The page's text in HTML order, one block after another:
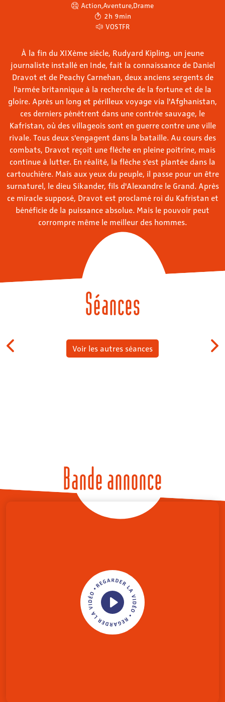
Action,Aventure,Drame
2h 9min
VOSTFR
À la fin du XIXème siècle, Rudyard Kipling, un jeune
journaliste installé en Inde, fait la connaissance de Daniel
Dravot et de Peachy Carnehan, deux anciens sergents de
l'armée britannique à la recherche de la fortune et de la
gloire. Après un long et périlleux voyage via l'Afghanistan,
ces derniers pénètrent dans une contrée sauvage, le
Kafristan, où des villageois sont en guerre contre une ville
rivale. Tous deux s'engagent dans la bataille. Au cours des
combats, Dravot reçoit une flèche en pleine poitrine, mais
continue à lutter. En réalité, la flèche s'est plantée dans la
cartouchière. Mais aux yeux du peuple, il passe pour un être
surnaturel, le dieu Sikander, fils d'Alexandre le Grand. Après
ce miracle supposé, Dravot est proclamé roi du Kafristan et
bénéficie de la puissance absolue. Mais le pouvoir peut
corrompre même le meilleur des hommes.
Séances
Voir les autres séances
Bande annonce